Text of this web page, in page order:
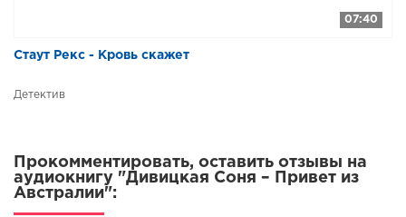
07:40
Стаут Рекс - Кровь скажет
Детектив
Прокомментировать, оставить отзывы на
аудиокнигу "Дивицкая Соня – Привет из
Австралии":